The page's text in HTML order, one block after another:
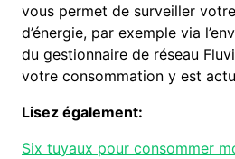
vous permet de surveiller
d’énergie, par exemple via
du gestionnaire de réseau
votre consommation y est
Lisez également:
Six tuyaux pour consommer